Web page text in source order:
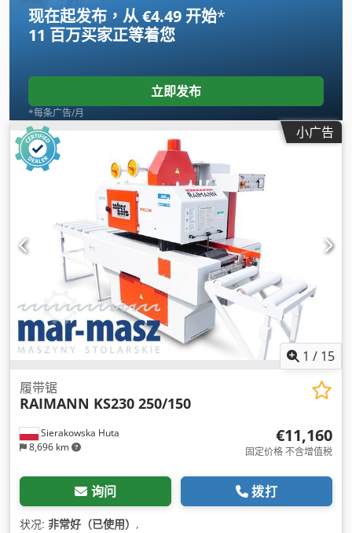
现在起发布，从 €4.49 开始*
11 百万买家正等着您
立即发布
*每条广告/月
小广告
1 / 15
Sierakowska Huta
8,696 km
履带锯
RAIMANN KS230 250/150
€11,160
固定价格 不含增值税
询问 拨打
状况: 非常好（已使用） ,